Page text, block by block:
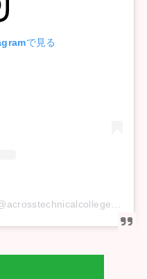
で見る